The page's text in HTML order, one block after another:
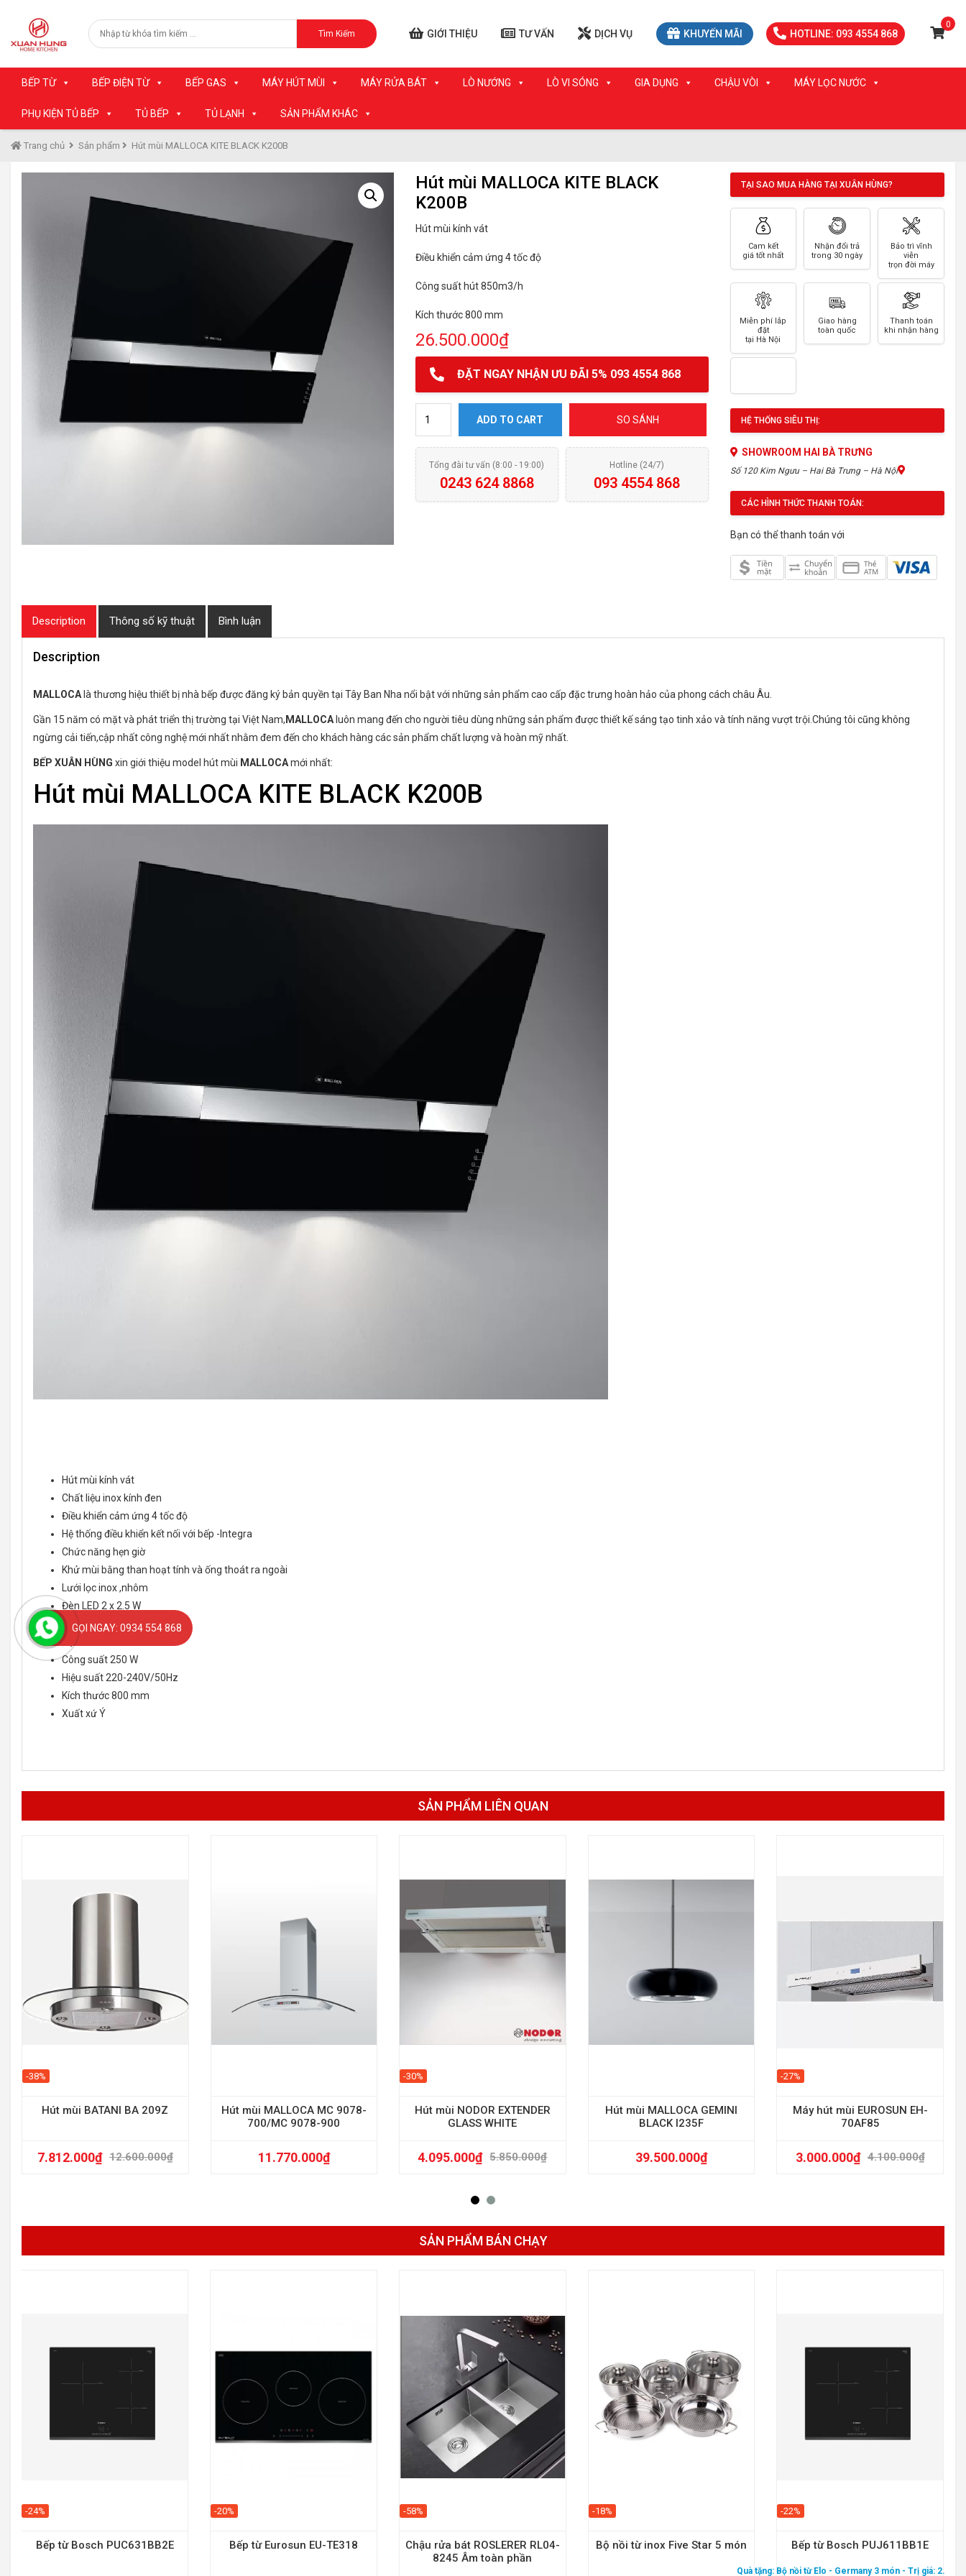
Tìm Kiếm GIỚI THIỆU TƯ VẤN DỊCH VỤ KHUYẾN MÃI HOTLINE: 093 4554 868
0
BẾP TỪ BẾP ĐIỆN TỪ BẾP GAS MÁY HÚT MÙI MÁY RỬA BÁT LÒ NƯỚNG LÒ VI SÓNG GIA DỤNG CHẬU VÒI MÁY LỌC NƯỚC
PHỤ KIỆN TỦ BẾP TỦ BẾP TỦ LẠNH SẢN PHẨM KHÁC
Trang chủ Sản phẩm Hút mùi MALLOCA KITE BLACK K200B
Hút mùi MALLOCA KITE BLACK
K200B
Hút mùi kính vát
Điều khiển cảm ứng 4 tốc độ
Công suất hút 850m3/h
Kích thước 800 mm
26.500.000₫
ĐẶT NGAY NHẬN ƯU ĐÃI 5% 093 4554 868
ADD TO CART SO SÁNH
Tổng đài tư vấn (8:00 - 19:00)
0243 624 8868
Hotline (24/7)
093 4554 868
TẠI SAO MUA HÀNG TẠI XUÂN HÙNG?
Cam kết
giá tốt nhất
Nhận đổi trả
trong 30 ngày
Bảo trì vĩnh
viễn
trọn đời máy
Miễn phí lắp
đặt
tại Hà Nội
Giao hàng
toàn quốc
Thanh toán
khi nhận hàng
HỆ THỐNG SIÊU THỊ:
SHOWROOM HAI BÀ TRƯNG
Số 120 Kim Ngưu – Hai Bà Trưng – Hà Nội
CÁC HÌNH THỨC THANH TOÁN:
Bạn có thể thanh toán với
Description Thông số kỹ thuật Bình luận
Description
MALLOCA là thương hiệu thiết bị nhà bếp được đăng ký bản quyền tại Tây Ban Nha nổi bật với những sản phẩm cao cấp đặc trưng hoàn hảo của phong cách châu Âu.
Gần 15 năm có mặt và phát triển thị trường tại Việt Nam, MALLOCA luôn mang đến cho người tiêu dùng những sản phẩm được thiết kế sáng tạo tinh xảo và tính năng vượt trội.Chúng tôi cũng không
ngừng cải tiến,cập nhất công nghệ mới nhất nhằm đem đến cho khách hàng các sản phẩm chất lượng và hoàn mỹ nhất.
BẾP XUÂN HÙNG xin giới thiệu model hút mùi MALLOCAmới nhất:
Hút mùi MALLOCA KITE BLACK K200B
Hút mùi kính vát
Chất liệu inox kính đen
Điều khiển cảm ứng 4 tốc độ
Hệ thống điều khiển kết nối với bếp -Integra
Chức năng hẹn giờ
Khử mùi bằng than hoạt tính và ống thoát ra ngoài
Lưới lọc inox ,nhôm
Đèn LED 2 x 2.5 W
Công suất hút 850m3/h
Độ ồn <65 dB
Công suất 250 W
Hiệu suất 220-240V/50Hz
Kích thước 800 mm
Xuất xứ Ý
SẢN PHẨM LIÊN QUAN
-38%
Hút mùi BATANI BA 209Z
12.600.000₫
7.812.000₫
Hút mùi MALLOCA MC 9078-
700/MC 9078-900
11.770.000₫
-30%
Hút mùi NODOR EXTENDER
GLASS WHITE
5.850.000₫
4.095.000₫
Hút mùi MALLOCA GEMINI
BLACK I235F
39.500.000₫
-27%
Máy hút mùi EUROSUN EH-
70AF85
4.100.000₫
3.000.000₫
SẢN PHẨM BÁN CHẠY
-24%
Bếp từ Bosch PUC631BB2E
-20%
Bếp từ Eurosun EU-TE318
-58%
Chậu rửa bát ROSLERER RL04-
8245 Âm toàn phần
-18%
Bộ nồi từ inox Five Star 5 món
-22%
Bếp từ Bosch PUJ611BB1E
Quà tặng: Bộ nồi từ Elo - Germany 3 món - Trị giá:
GỌI NGAY: 0934 554 868